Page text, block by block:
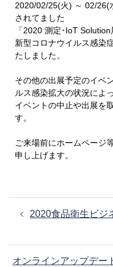
2020/02/25(火) ～ 02/26(
されてました
「2020 測定･IoT
新型コロナウイルス感染
たしました。
その他の出展予定のイベ
ルス感染拡大の状況によ
イベントの中止や出展を
す。
ご来場前にホームページ
申し上げます。
稿
ビ
2020食品衛生ビジ
オンラインアップデー